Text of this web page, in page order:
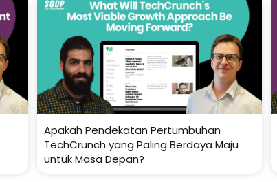
Apakah Pendekatan Pertumbuhan
TechCrunch yang Paling Berdaya Maju
untuk Masa Depan?